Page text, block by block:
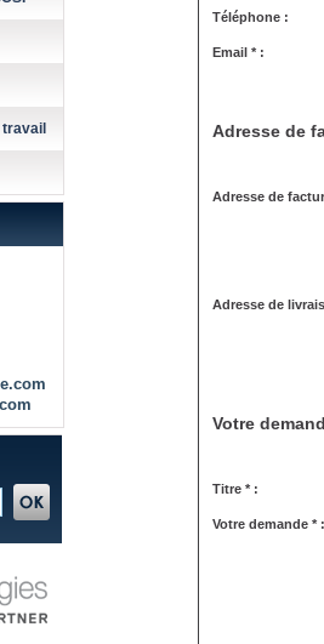
Téléphone :
Email * :
Adresse de
Adresse de
Adresse de
Votre
Titre * :
Votre demande * :